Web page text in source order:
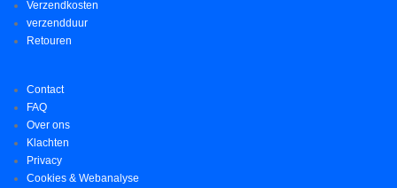
Verzendkosten
verzendduur
Retouren
Contact
FAQ
Over ons
Klachten
Privacy
Cookies & Webanalyse